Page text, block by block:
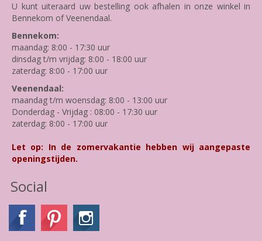
U kunt uiteraard uw bestelling ook afhalen in onze winkel in
Bennekom of Veenendaal.
Bennekom:
maandag: 8:00 - 17:30 uur
dinsdag t/m vrijdag: 8:00 - 18:00 uur
zaterdag: 8:00 - 17:00 uur
Veenendaal:
maandag t/m woensdag: 8:00 - 13:00 uur
Donderdag - Vrijdag : 08:00 - 17:30 uur
zaterdag: 8:00 - 17:00 uur
Let op: In de zomervakantie hebben wij aangepaste
openingstijden.
Social